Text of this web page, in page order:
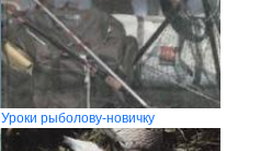
Уроки рыболову-новичку